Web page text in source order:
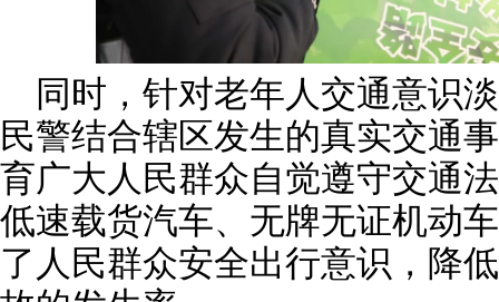
同时，针对老年人交通意识
民警结合辖区发生的真实交通
育广大人民群众自觉遵守交通
低速载货汽车、无牌无证机动
了人民群众安全出行意识，降